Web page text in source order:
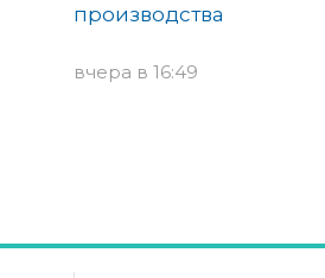
производства
вчера в 16:49